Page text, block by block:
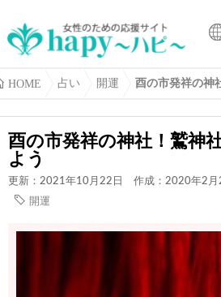
HOME 占い 開運 酉の市発祥の神
酉の市発祥の神社！鷲神
よう
更新：2021年10月22日
作成：2020年2月
開運